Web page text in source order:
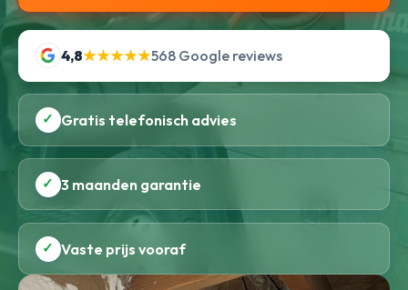
4,8★★★★★568 Google reviews
✓ Gratis telefonisch advies
✓ 3 maanden garantie
✓ Vaste prijs vooraf